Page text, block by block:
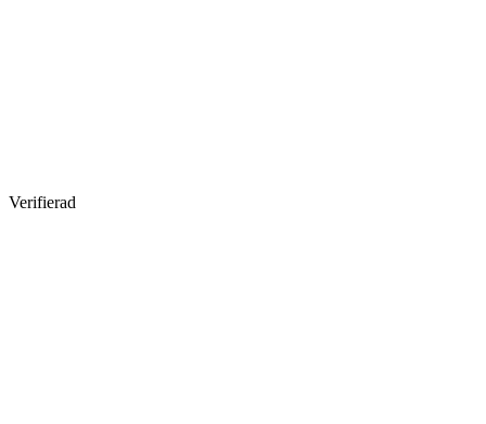
Verifierad